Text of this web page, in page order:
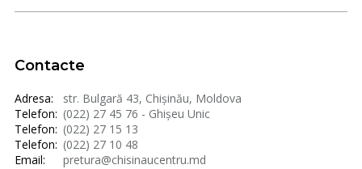
Contacte
Adresa:
str. Bulgară 43, Chișinău, Moldova
Telefon: (022) 27 45 76 - Ghișeu Unic
Telefon: (022) 27 15 13
Telefon: (022) 27 10 48
Email:
pretura@chisinaucentru.md